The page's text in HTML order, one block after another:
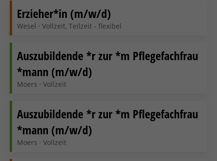
Erzieher*in (m/w/d)
Wesel · Vollzeit, Teilzeit - flexibel
Auszubildende *r zur *m Pflegefachfrau
*mann (m/w/d)
Moers · Vollzeit
Auszubildende *r zur *m Pflegefachfrau
*mann (m/w/d)
Moers · Vollzeit